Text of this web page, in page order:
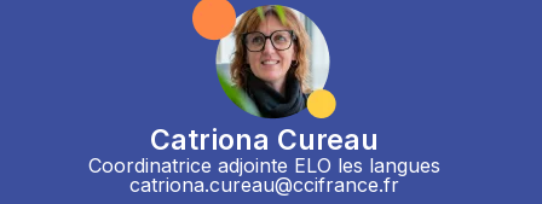
Catriona Cureau
Coordinatrice adjointe ELO les langues
catriona.cureau@ccifrance.fr